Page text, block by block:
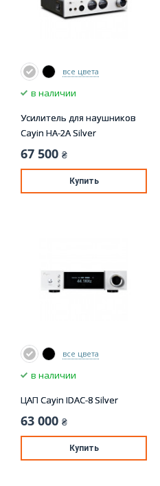
все цвета
в наличии
Усилитель для наушников
Cayin HA-2A Silver
67 500 ₴
Купить
все цвета
в наличии
ЦАП Cayin IDAC-8 Silver
63 000 ₴
Купить